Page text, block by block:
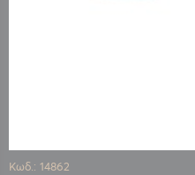
Κωδ.: 14862